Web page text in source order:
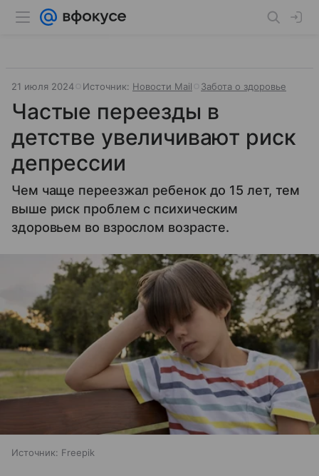
21 июля 2024 Источник: Новости Mail Забота о здоровье
Частые переезды в
детстве увеличивают риск
депрессии
Чем чаще переезжал ребенок до 15 лет, тем
выше риск проблем с психическим
здоровьем во взрослом возрасте.
Источник: Freepik